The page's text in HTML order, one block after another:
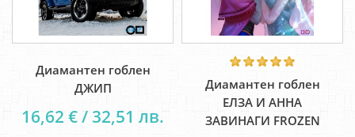
Диамантен гоблен
ДЖИП
16,62 € / 32,51 лв.
Диамантен гоблен
ЕЛЗА И АННА
ЗАВИНАГИ FROZEN